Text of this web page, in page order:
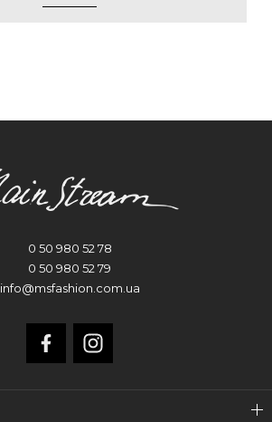
0 50 980 52 78
0 50 980 52 79
info@msfashion.com.ua